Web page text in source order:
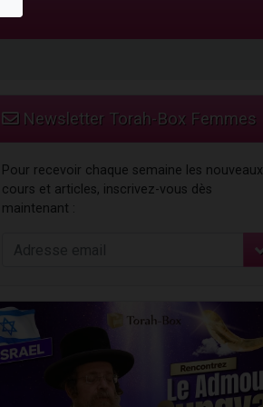
le temps
Newsletter Torah-Box Femmes
Pour recevoir chaque semaine les nouveaux
cours et articles, inscrivez-vous dès
maintenant :